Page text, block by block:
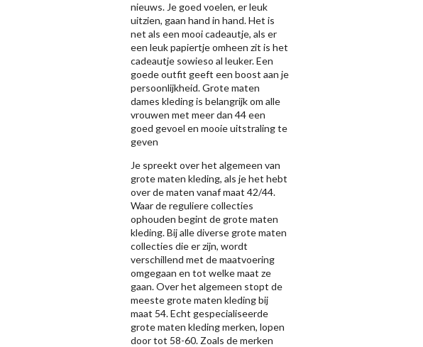
nieuws. Je goed voelen, er leuk
uitzien, gaan hand in hand. Het is
net als een mooi cadeautje, als er
een leuk papiertje omheen zit is het
cadeautje sowieso al leuker. Een
goede outfit geeft een boost aan je
persoonlijkheid. Grote maten
dames kleding is belangrijk om alle
vrouwen met meer dan 44 een
goed gevoel en mooie uitstraling te
geven
Je spreekt over het algemeen van
grote maten kleding, als je het hebt
over de maten vanaf maat 42/44.
Waar de reguliere collecties
ophouden begint de grote maten
kleding. Bij alle diverse grote maten
collecties die er zijn, wordt
verschillend met de maatvoering
omgegaan en tot welke maat ze
gaan. Over het algemeen stopt de
meeste grote maten kleding bij
maat 54. Echt gespecialiseerde
grote maten kleding merken, lopen
door tot 58-60. Zoals de merken